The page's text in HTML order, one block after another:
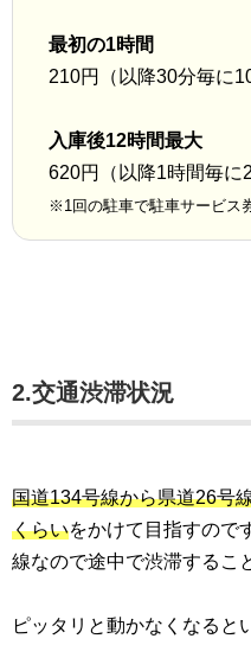
最初の1時間
210円（以降30分毎に
入庫後12時間最大
620円（以降1時間毎に
※1回の駐車で駐車サービス
2.交通渋滞状況
国道134号線から県道26号
くらいをかけて目指すので
線なので途中で渋滞するこ
ピッタリと動かなくなると